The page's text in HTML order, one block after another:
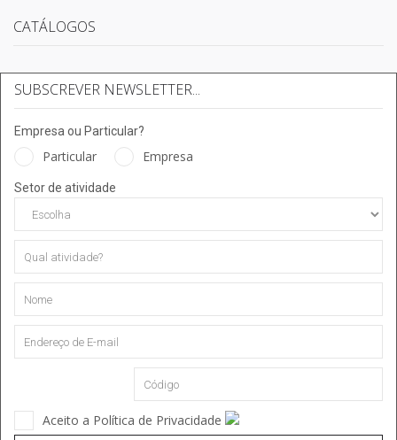
CATÁLOGOS
SUBSCREVER NEWSLETTER...
Empresa ou Particular?
Particular Empresa
Setor de atividade
Aceito a Política de Privacidade